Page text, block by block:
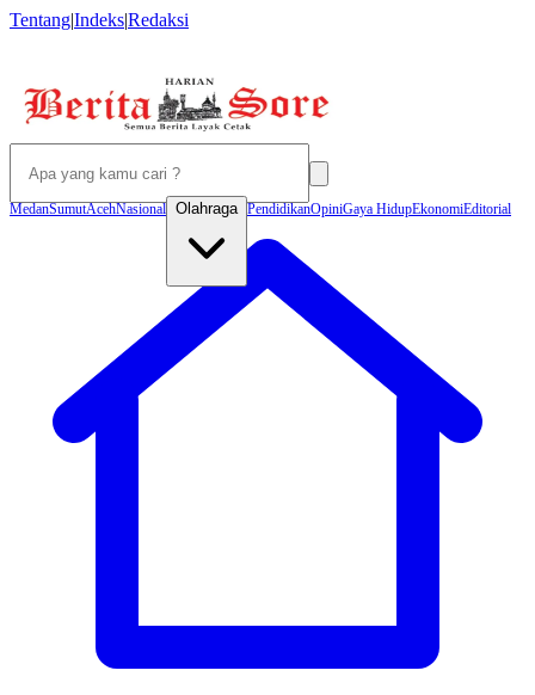
Tentang|Indeks|Redaksi
MedanSumutAcehNasional Olahraga PendidikanOpiniGaya HidupEkonomiEditorial